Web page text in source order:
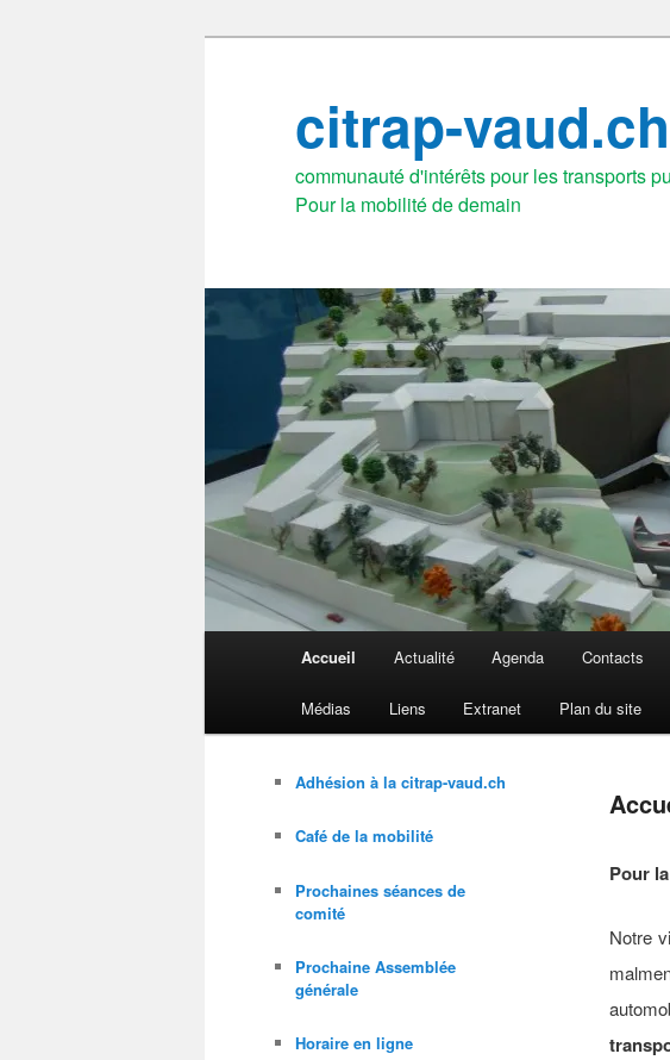
citrap-vaud.ch
communauté d'intérêts pour les transports
Accueil Actualité Agenda Contacts
Médias Liens Extranet Plan du site
Pour
Notre
Adhésion à la citrap-vaud.ch
Café de la mobilité
Prochaines séances de
comité
Prochaine Assemblée
générale
Horaire en ligne